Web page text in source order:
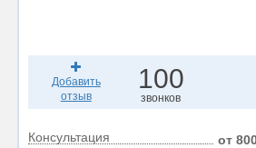
Добавить
отзыв
100
звонков
Консультация от